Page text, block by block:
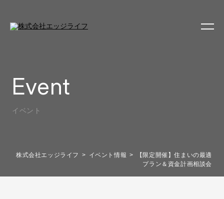
Event
イベント
株式会社エッジライフ イベント情報
【限定開催】住まいの最適
プラン＆資金計画相談会